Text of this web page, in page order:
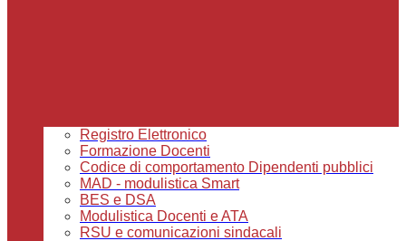
Registro Elettronico
Formazione Docenti
Codice di comportamento Dipendenti pubblici
MAD - modulistica Smart
BES e DSA
Modulistica Docenti e ATA
RSU e comunicazioni sindacali